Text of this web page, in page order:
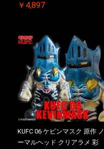
￥4,897
KUFC 06 ケビンマスク 原作 ノ
ーマルヘッド クリアラメ 彩